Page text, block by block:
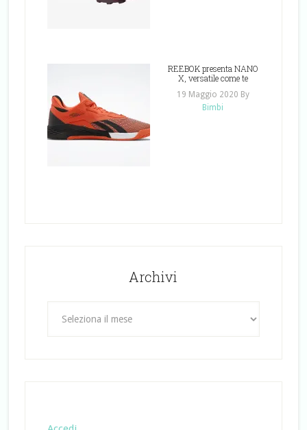
REEBOK presenta NANO
X, versatile come te
19 Maggio 2020 By
Bimbi
Archivi